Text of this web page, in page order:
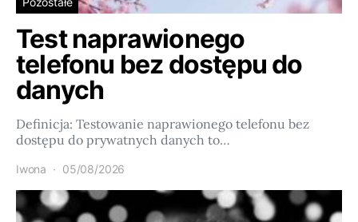
Test naprawionego
telefonu bez dostępu do
danych
Definicja: Testowanie naprawionego telefonu bez
dostępu do prywatnych danych to…
Iwona 05/08/2026